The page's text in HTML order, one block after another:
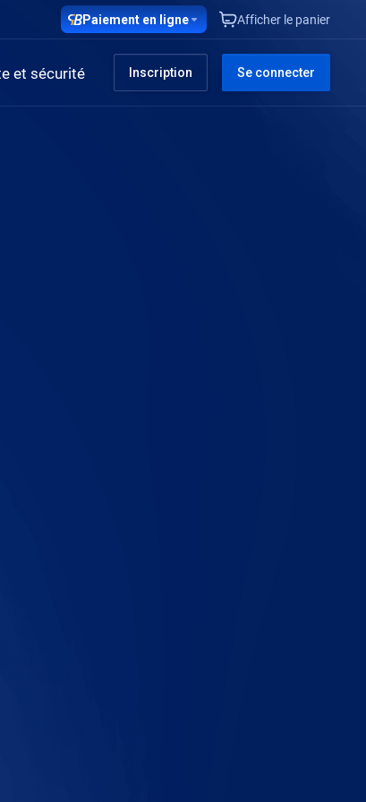
Paiement en ligne Afficher le panier
et sécurité Inscription Se connecter